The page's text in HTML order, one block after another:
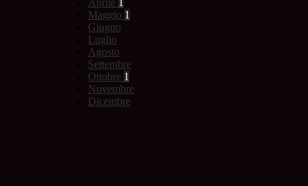
Aprile 1
Maggio 1
Giugno
Luglio
Agosto
Settembre
Ottobre 1
Novembre
Dicembre